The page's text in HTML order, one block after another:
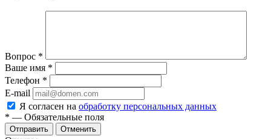
Вопрос *
Ваше имя *
Телефон *
E-mail
Я согласен на обработку персональных данных
* — Обязательные поля
Отменить